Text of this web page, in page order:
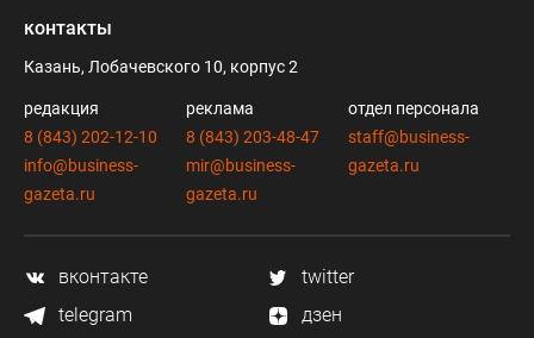
контакты
Казань, Лобачевского 10, корпус 2
редакция
8 (843) 202-12-10
info@business-
gazeta.ru
реклама
8 (843) 203-48-47
mir@business-
gazeta.ru
отдел персонала
staff@business-
gazeta.ru
вконтакте
twitter
telegram
дзен